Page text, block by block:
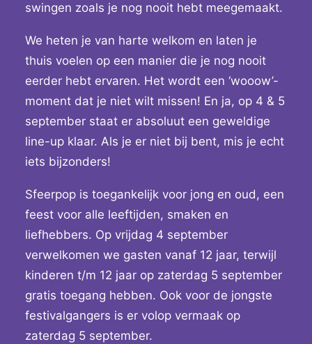
swingen zoals je nog nooit hebt meegemaakt.
We heten je van harte welkom en laten je
thuis voelen op een manier die je nog nooit
eerder hebt ervaren. Het wordt een ‘wooow’-
moment dat je niet wilt missen! En ja, op 4 & 5
september staat er absoluut een geweldige
line-up klaar. Als je er niet bij bent, mis je echt
iets bijzonders!
Sfeerpop is toegankelijk voor jong en oud, een
feest voor alle leeftijden, smaken en
liefhebbers. Op vrijdag 4 september
verwelkomen we gasten vanaf 12 jaar, terwijl
kinderen t/m 12 jaar op zaterdag 5 september
gratis toegang hebben. Ook voor de jongste
festivalgangers is er volop vermaak op
zaterdag 5 september.